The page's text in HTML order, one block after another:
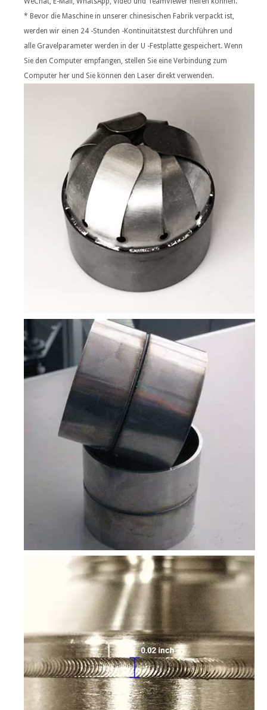
* Bevor die Maschine in unserer chinesischen Fabrik verpackt ist,
werden wir einen 24 -Stunden -Kontinuitätstest durchführen und
alle Gravelparameter werden in der U -Festplatte gespeichert. Wenn
Sie den Computer empfangen, stellen Sie eine Verbindung zum
Computer her und Sie können den Laser direkt verwenden.